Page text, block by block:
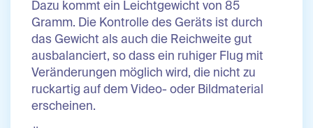
Dazu kommt ein Leichtgewicht von 85
Gramm. Die Kontrolle des Geräts ist durch
das Gewicht als auch die Reichweite gut
ausbalanciert, so dass ein ruhiger Flug mit
Veränderungen möglich wird, die nicht zu
ruckartig auf dem Video- oder Bildmaterial
erscheinen.